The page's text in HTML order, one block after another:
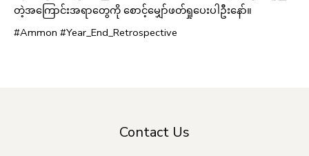
တဲ့အကြောင်းအရာတွေကို စောင့်မျှော်ဖတ်ရှုပေးပါဦးနော်။
#Ammon #Year_End_Retrospective
Contact Us